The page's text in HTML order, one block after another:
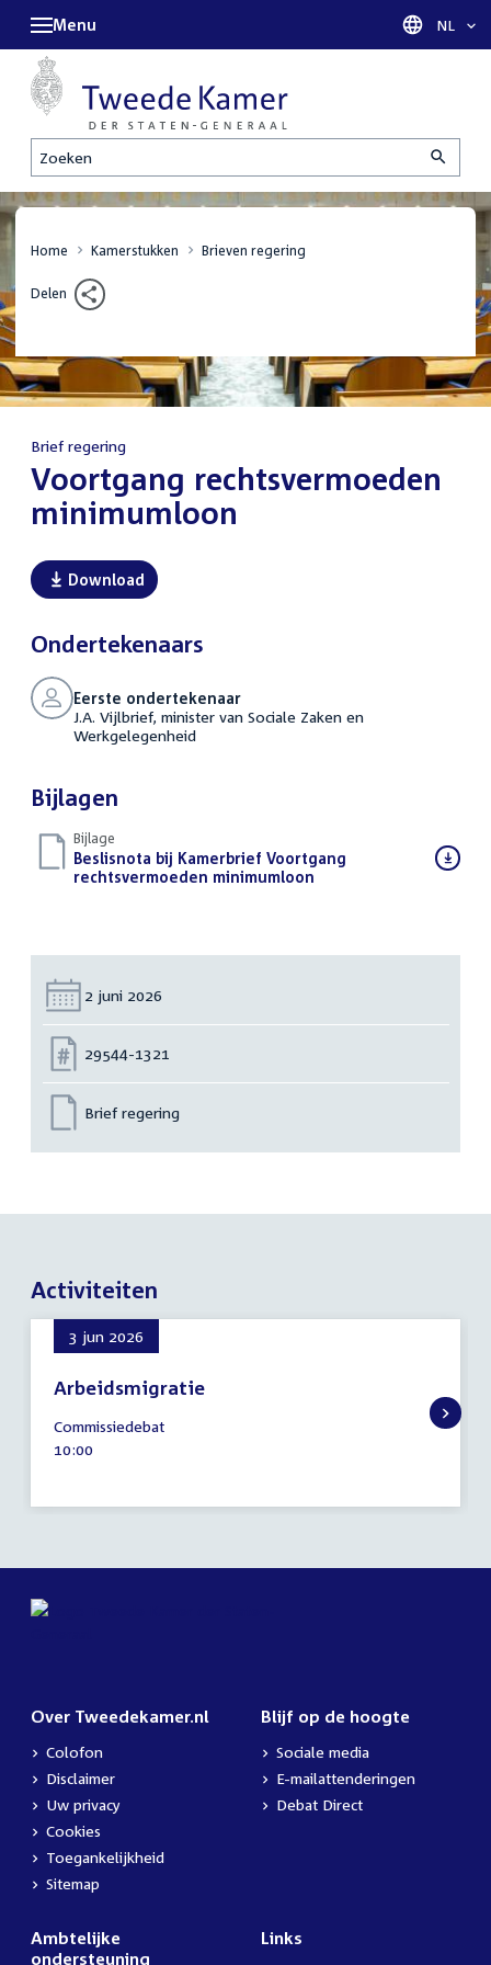
Zoeken
Menu Taal
NL
Home Kamerstukken Brieven regering
Delen
Brief regering
:Voortgang rechtsvermoeden
minimumloon
Download
Ondertekenaars
Eerste ondertekenaar
J.A. Vijlbrief, minister van Sociale Zaken en
Werkgelegenheid
Bijlagen
Bijlage
Download
bestand:
Beslisnota bij Kamerbrief Voortgang
rechtsvermoeden minimumloon
Datum:
2 juni 2026
Nummer:
29544-1321
Brief regering
Activiteiten
3 jun 2026
Arbeidsmigratie
juni
2026
Commissiedebat
Tijd
10:00
Over Tweedekamer.nl
Colofon
Disclaimer
Uw privacy
Cookies
Toegankelijkheid
Sitemap
Blijf op de hoogte
Sociale media
E-mailattenderingen
Debat Direct
Ambtelijke
ondersteuning
Links